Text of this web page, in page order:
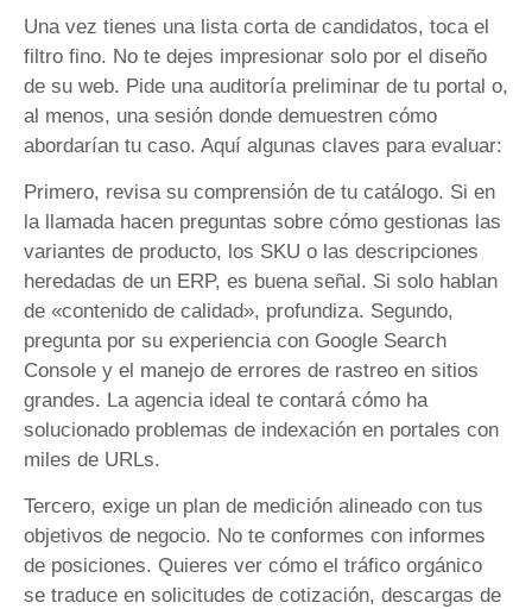
Una vez tienes una lista corta de candidatos, toca el
filtro fino. No te dejes impresionar solo por el diseño
de su web. Pide una auditoría preliminar de tu portal o,
al menos, una sesión donde demuestren cómo
abordarían tu caso. Aquí algunas claves para evaluar:
Primero, revisa su comprensión de tu catálogo. Si en
la llamada hacen preguntas sobre cómo gestionas las
variantes de producto, los SKU o las descripciones
heredadas de un ERP, es buena señal. Si solo hablan
de «contenido de calidad», profundiza. Segundo,
pregunta por su experiencia con Google Search
Console y el manejo de errores de rastreo en sitios
grandes. La agencia ideal te contará cómo ha
solucionado problemas de indexación en portales con
miles de URLs.
Tercero, exige un plan de medición alineado con tus
objetivos de negocio. No te conformes con informes
de posiciones. Quieres ver cómo el tráfico orgánico
se traduce en solicitudes de cotización, descargas de